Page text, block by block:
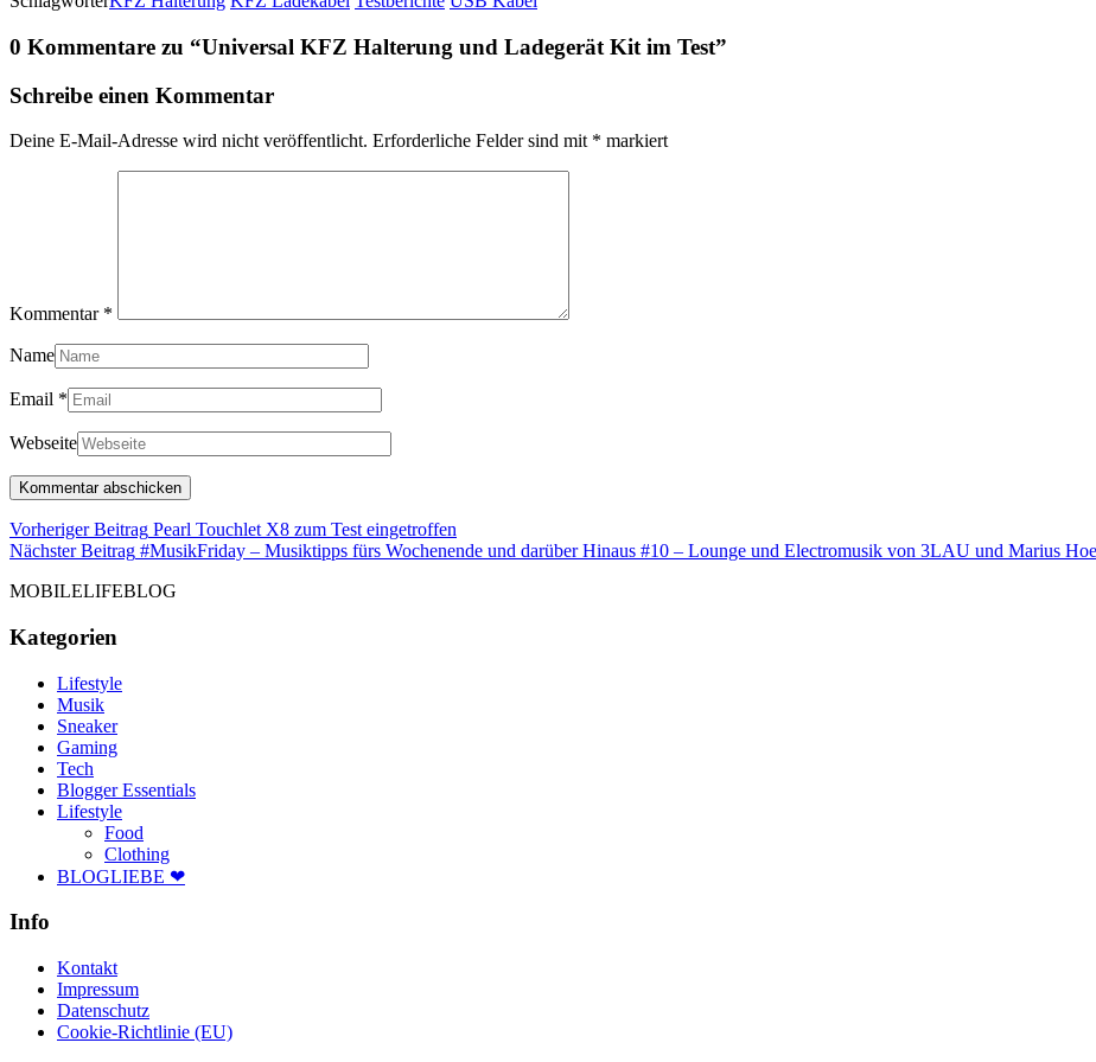
0 Kommentare zu “Universal KFZ Halterung und Ladegerät Kit im Test”
Schreibe einen Kommentar
Deine E-Mail-Adresse wird nicht veröffentlicht. Erforderliche Felder sind mit * markiert
Kommentar *
Name
Email *
Webseite
Beitragsnavigation
Vorheriger Beitrag Pearl Touchlet X8 zum Test eingetroffen
Beitrag
Nächster Beitrag #MusikFriday – Musiktipps fürs Wochenende und darüber Hinaus #10 – Lounge und Electromusik von 3LAU und Marius
MOBILELIFEBLOG
Kategorien
Lifestyle
Musik
Sneaker
Gaming
Tech
Blogger Essentials
Lifestyle
Food
Clothing
BLOGLIEBE ❤
Info
Kontakt
Impressum
Datenschutz
Cookie-Richtlinie (EU)